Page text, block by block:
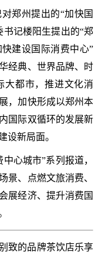
郑州提出的“加快国
书记楼阳生提出的“郑
建设国际消费中心”
经典、世界品牌、时
大都市，推进文化消
，加快形成以郑州本
国际双循环的发展新
设新局面。
心城市”系列报道，
景、点燃文旅消费、
展经济、提升消费国
致的品牌茶饮店乐享